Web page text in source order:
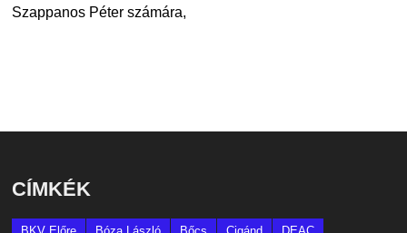
Szappanos Péter számára,
CÍMKÉK